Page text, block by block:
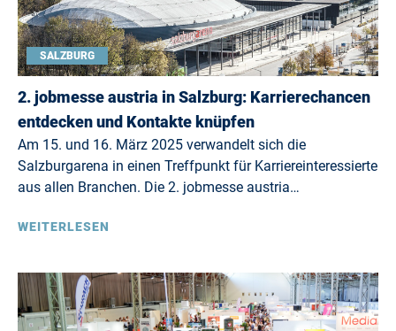
SALZBURG
2. jobmesse austria in Salzburg: Karrierechancen
entdecken und Kontakte knüpfen
Am 15. und 16. März 2025 verwandelt sich die
Salzburgarena in einen Treffpunkt für Karriereinteressierte
aus allen Branchen. Die 2. jobmesse austria…
WEITERLESEN